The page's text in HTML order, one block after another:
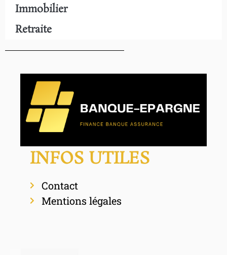
Immobilier
Retraite
INFOS UTILES
Contact
Mentions légales